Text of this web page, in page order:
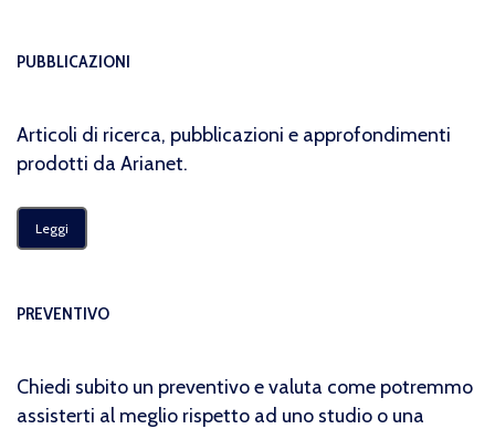
PUBBLICAZIONI
Articoli di ricerca, pubblicazioni e approfondimenti
prodotti da Arianet.
Leggi
PREVENTIVO
Chiedi subito un preventivo e valuta come potremmo
assisterti al meglio rispetto ad uno studio o una